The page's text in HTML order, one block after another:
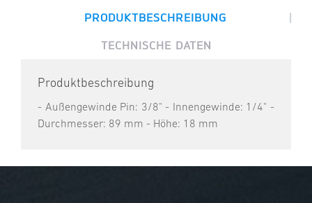
PRODUKTBESCHREIBUNG |
TECHNISCHE DATEN
Produktbeschreibung
- Außengewinde Pin: 3/8" - Innengewinde: 1/4" -
Durchmesser: 89 mm - Höhe: 18 mm